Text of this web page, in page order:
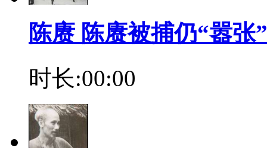
陈赓 陈赓被捕仍“嚣
时长:00:00